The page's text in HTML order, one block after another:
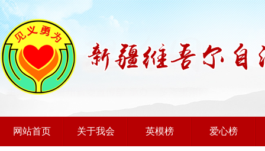
网站首页 关于我会 英模榜 爱心榜